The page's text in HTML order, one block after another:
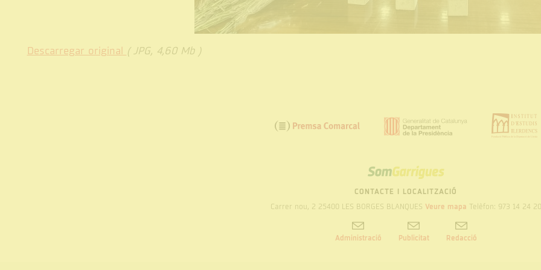
Descarregar original ( JPG, 4,60 Mb )
SOM
GARRIGUES
CONTACTE I LOCALITZACIÓ
Carrer nou, 2 25400 LES BORGES BLANQUES Veure mapa Telèfon: 973 14 24 20
Administració Publicitat Redacció